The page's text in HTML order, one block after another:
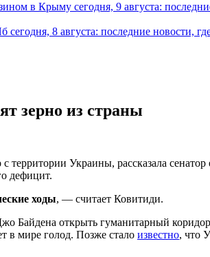
в Крыму сегодня, 9 августа:
сегодня, 8 августа: последние новости,
зерно из страны
территории Украины, рассказала
дефицит.
ходы, — считает Ковитиди.
Байдена открыть гуманитарный
в мире голод. Позже стало известно, что